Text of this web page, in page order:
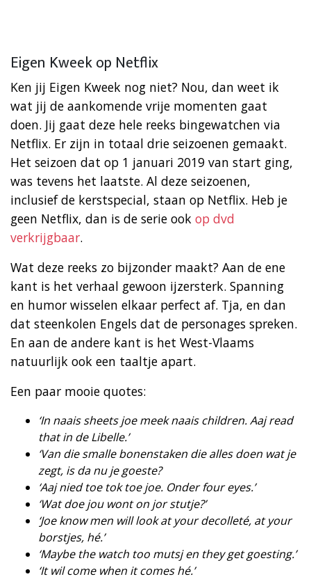
Eigen Kweek op Netflix
Ken jij Eigen Kweek nog niet? Nou, dan weet ik
wat jij de aankomende vrije momenten gaat
doen. Jij gaat deze hele reeks bingewatchen via
Netflix. Er zijn in totaal drie seizoenen gemaakt.
Het seizoen dat op 1 januari 2019 van start ging,
was tevens het laatste. Al deze seizoenen,
inclusief de kerstspecial, staan op Netflix. Heb je
geen Netflix, dan is de serie ook op dvd
verkrijgbaar.
Wat deze reeks zo bijzonder maakt? Aan de ene
kant is het verhaal gewoon ijzersterk. Spanning
en humor wisselen elkaar perfect af. Tja, en dan
dat steenkolen Engels dat de personages spreken.
En aan de andere kant is het West-Vlaams
natuurlijk ook een taaltje apart.
Een paar mooie quotes:
‘In naais sheets joe meek naais children. Aaj read
that in de Libelle.’
‘Van die smalle bonenstaken die alles doen wat je
zegt, is da nu je goeste?
‘Aaj nied toe tok toe joe. Onder four eyes.’
‘Wat doe jou wont on jor stutje?’
‘Joe know men will look at your decolleté, at your
borstjes, hé.’
‘Maybe the watch too mutsj en they get goesting.’
‘It wil come when it comes hé.’